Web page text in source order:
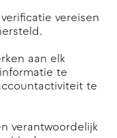
vereisen
aan elk
te
te
verantwoordelijk